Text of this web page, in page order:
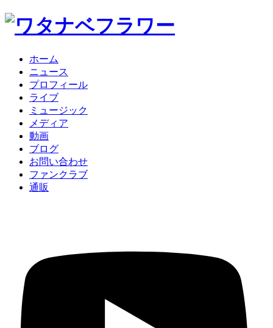
ホーム
ニュース
プロフィール
ライブ
ミュージック
メディア
動画
ブログ
お問い合わせ
ファンクラブ
通販